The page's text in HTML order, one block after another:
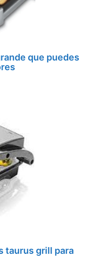
que puedes
taurus grill para